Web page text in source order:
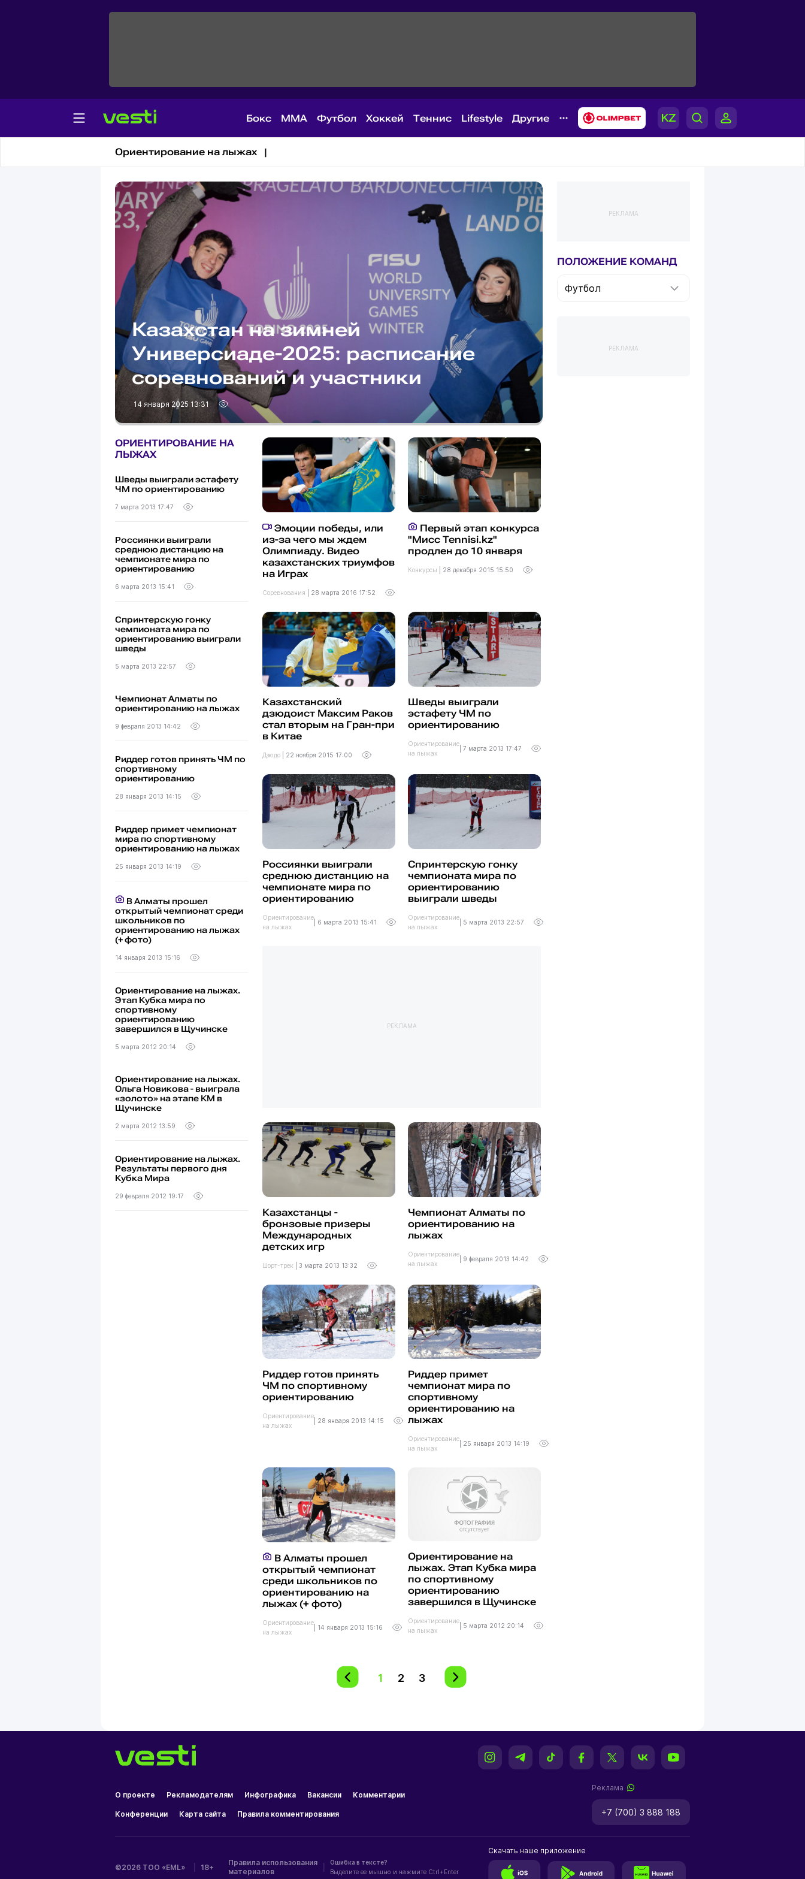
Бокс MMA Футбол Хоккей Теннис Lifestyle Другие
Ориентирование на лыжах |
Казахстан на зимней
Универсиаде-2025: расписание
соревнований и участники
Универсиада
14 января 2025 13:31
ОРИЕНТИРОВАНИЕ НА
ЛЫЖАХ
Шведы выиграли эстафету
ЧМ по ориентированию
7 марта 2013 17:47
Россиянки выиграли
среднюю дистанцию на
чемпионате мира по
ориентированию
6 марта 2013 15:41
Спринтерскую гонку
чемпионата мира по
ориентированию выиграли
шведы
5 марта 2013 22:57
Чемпионат Алматы по
ориентированию на лыжах
9 февраля 2013 14:42
Риддер готов принять ЧМ по
спортивному
ориентированию
28 января 2013 14:15
Риддер примет чемпионат
мира по спортивному
ориентированию на лыжах
25 января 2013 14:19
В Алматы прошел
открытый чемпионат среди
школьников по
ориентированию на лыжах
(+ фото)
14 января 2013 15:16
Ориентирование на лыжах.
Этап Кубка мира по
спортивному
ориентированию
завершился в Щучинске
5 марта 2012 20:14
Ориентирование на лыжах.
Ольга Новикова - выиграла
«золото» на этапе КМ в
Щучинске
2 марта 2012 13:59
Ориентирование на лыжах.
Результаты первого дня
Кубка Мира
29 февраля 2012 19:17
Эмоции победы, или
из-за чего мы ждем
Олимпиаду. Видео
казахстанских триумфов
на Играх
Соревнования 28 марта 2016 17:52
Первый этап конкурса
"Мисс Tennisi.kz"
продлен до 10 января
Конкурсы 28 декабря 2015 15:50
Казахстанский
дзюдоист Максим Раков
стал вторым на Гран-при
в Китае
Дзюдо 22 ноября 2015 17:00
Шведы выиграли
эстафету ЧМ по
ориентированию
Ориентирование
на лыжах
7 марта 2013 17:47
Россиянки выиграли
среднюю дистанцию на
чемпионате мира по
ориентированию
Ориентирование
на лыжах
6 марта 2013 15:41
Спринтерскую гонку
чемпионата мира по
ориентированию
выиграли шведы
Ориентирование
на лыжах
5 марта 2013 22:57
РЕКЛАМА
Казахстанцы -
бронзовые призеры
Международных
детских игр
Шорт-трек 3 марта 2013 13:32
Чемпионат Алматы по
ориентированию на
лыжах
Ориентирование
на лыжах
9 февраля 2013 14:42
Риддер готов принять
ЧМ по спортивному
ориентированию
Ориентирование
на лыжах
28 января 2013 14:15
Риддер примет
чемпионат мира по
спортивному
ориентированию на
лыжах
Ориентирование
на лыжах
25 января 2013 14:19
В Алматы прошел
открытый чемпионат
среди школьников по
ориентированию на
лыжах (+ фото)
Ориентирование
на лыжах
14 января 2013 15:16
Ориентирование на
лыжах. Этап Кубка мира
по спортивному
ориентированию
завершился в Щучинске
Ориентирование
на лыжах
5 марта 2012 20:14
1 2 3
РЕКЛАМА
ПОЛОЖЕНИЕ КОМАНД
Футбол
РЕКЛАМА
О проекте Рекламодателям Инфографика Вакансии Комментарии
Конференции Карта сайта Правила комментирования
Реклама
+7 (700) 3 888 188
©2026 ТОО «EML» 18+
Правила использования
материалов
Ошибка в тексте?
Выделите ее мышью и нажмите Ctrl+Enter
Скачать наше приложение